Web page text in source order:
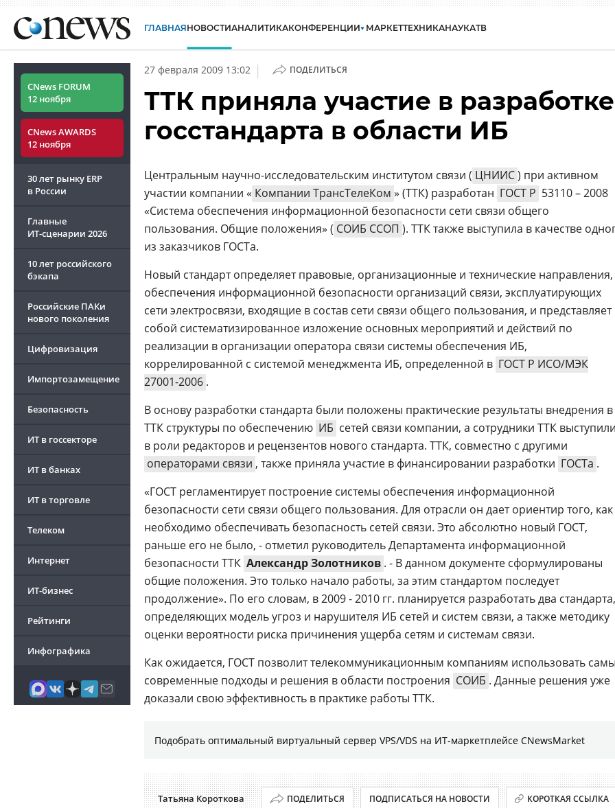
ГЛАВНАЯНОВОСТИАНАЛИТИКАКОНФЕРЕНЦИИ МАРКЕТТЕХНИКАНАУКАТВ
CNews FORUM
12 ноября
CNews AWARDS
12 ноября
30 лет рынку ERP
в России
Главные
ИТ-сценарии 2026
10 лет российского
бэкапа
Российские ПАКи
нового поколения
Цифровизация
Импортозамещение
Безопасность
ИТ в госсекторе
ИТ в банках
ИТ в торговле
Телеком
Интернет
ИТ-бизнес
Рейтинги
Инфографика
27 февраля 2009 13:02 | ПОДЕЛИТЬСЯ
ТТК приняла участие в разработке
госстандарта в области ИБ
Центральным научно-исследовательским институтом связи ( ЦНИИС) при активном
участии компании « Компании ТрансТелеКом » (ТТК) разработан ГОСТ Р 53110 – 2008
«Система обеспечения информационной безопасности сети связи общего
пользования. Общие положения» ( СОИБ ССОП ). ТТК также выступила в качестве
из заказчиков ГОСТа.
Новый стандарт определяет правовые, организационные и технические направления,
обеспечения информационной безопасности организаций связи, эксплуатирующих
сети электросвязи, входящие в состав сети связи общего пользования, и представляет
собой систематизированное изложение основных мероприятий и действий по
реализации в организации оператора связи системы обеспечения ИБ,
коррелированной с системой менеджмента ИБ, определенной в ГОСТ Р ИСО/МЭК
27001-2006 .
В основу разработки стандарта были положены практические результаты внедрения в
ТТК структуры по обеспечению ИБ сетей связи компании, а сотрудники ТТК
в роли редакторов и рецензентов нового стандарта. ТТК, совместно с другими
операторами связи , также приняла участие в финансировании разработки ГОСТа .
«ГОСТ регламентирует построение системы обеспечения информационной
безопасности сети связи общего пользования. Для отрасли он дает ориентир того, как
необходимо обеспечивать безопасность сетей связи. Это абсолютно новый ГОСТ,
раньше его не было, - отметил руководитель Департамента информационной
безопасности ТТК Александр Золотников . - В данном документе сформулированы
общие положения. Это только начало работы, за этим стандартом последует
продолжение». По его словам, в 2009 - 2010 гг. планируется разработать два стандарта,
определяющих модель угроз и нарушителя ИБ сетей и систем связи, а также методику
оценки вероятности риска причинения ущерба сетям и системам связи.
Как ожидается, ГОСТ позволит телекоммуникационным компаниям использовать
современные подходы и решения в области построения СОИБ . Данные решения уже
доказали свою эффективность в практике работы ТТК.
Подобрать оптимальный виртуальный сервер VPS/VDS на ИТ-маркетплейсе CNewsMarket
Татьяна Короткова ПОДЕЛИТЬСЯ ПОДПИСАТЬСЯ НА НОВОСТИ КОРОТКАЯ ССЫЛКА